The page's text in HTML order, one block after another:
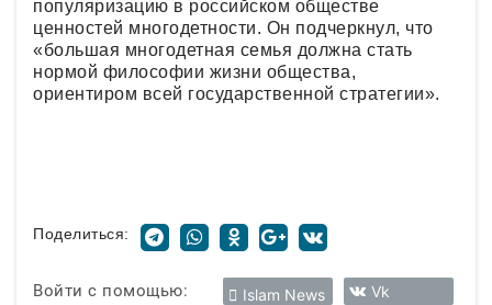
популяризацию в российском обществе
ценностей многодетности. Он подчеркнул, что
«большая многодетная семья должна стать
нормой философии жизни общества,
ориентиром всей государственной стратегии».
Поделиться:
Войти с помощью: Islam News Vk